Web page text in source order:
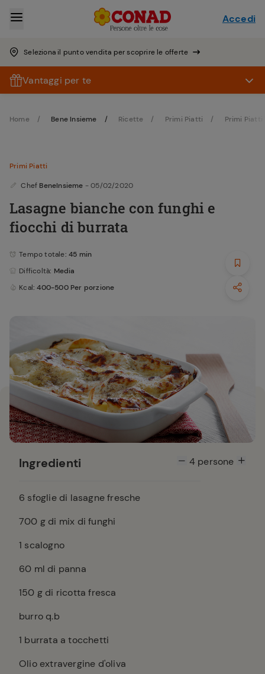
Seleziona il punto vendita per scoprire le offerte
Accedi
Vantaggi per te
Home Bene Insieme Ricette Primi Piatti Primi Piatti
Primi Piatti
Chef BeneInsieme - 05/02/2020
Lasagne bianche con funghi e
fiocchi di burrata
Tempo totale: 45 min
Difficoltà: Media
Kcal: 400-500 Per porzione
Ingredienti 4persone
6 sfoglie di lasagne fresche
700 g di mix di funghi
1 scalogno
60 ml di panna
150 g di ricotta fresca
burro q.b
1 burrata a tocchetti
Olio extravergine d'oliva